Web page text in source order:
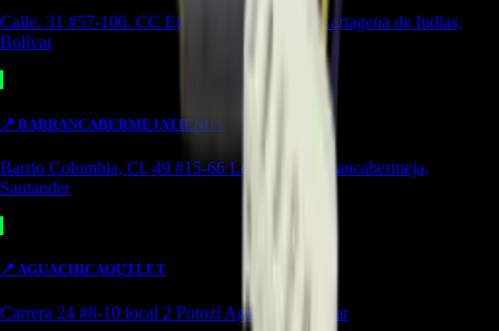
Calle. 31 #57-106. CC Ejecutivos Local 130 Cartagena de Indias,
Bolívar
📍 BARRANCABERMEJATIENDA
Barrio Colombia, Cl. 49 #15-66 Local 107 Barrancabermeja,
Santander
📍 AGUACHICAOUTLET
Carrera 24 #8-10 local 2 Potozí Aguachica, Cesar